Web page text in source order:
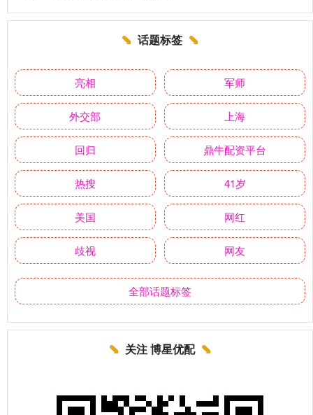
话题标签
亮相 军师
外交部 上海
回归 鼎牛配资平台
热搜 41岁
美国 网红
歧视 网友
全部话题标签
关注 博星优配